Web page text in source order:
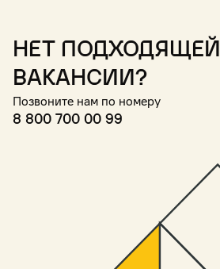
Нет подходящей
вакансии?
Позвоните нам по номеру
8 800 700 00 99